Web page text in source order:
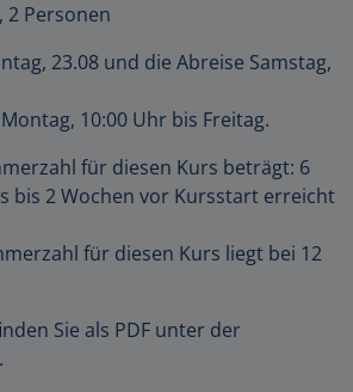
2 Personen
23.08 und die Abreise Samstag,
10:00 Uhr bis Freitag.
für diesen Kurs beträgt: 6
bis 2 Wochen vor Kursstart erreicht
für diesen Kurs liegt bei 12
Sie als PDF unter der